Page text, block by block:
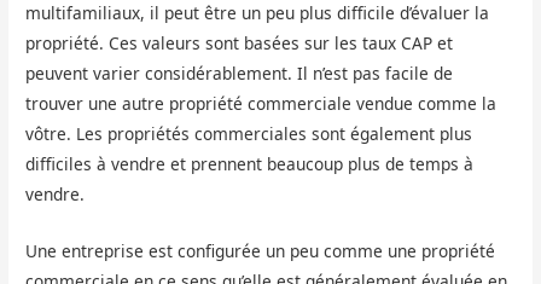
multifamiliaux, il peut être un peu plus difficile d’évaluer la
propriété. Ces valeurs sont basées sur les taux CAP et
peuvent varier considérablement. Il n’est pas facile de
trouver une autre propriété commerciale vendue comme la
vôtre. Les propriétés commerciales sont également plus
difficiles à vendre et prennent beaucoup plus de temps à
vendre.
Une entreprise est configurée un peu comme une propriété